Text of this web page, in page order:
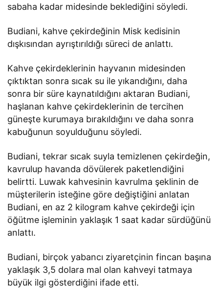
sabaha kadar midesinde beklediğini söyledi.
Budiani, kahve çekirdeğinin Misk kedisinin
dışkısından ayrıştırıldığı süreci de anlattı.
Kahve çekirdeklerinin hayvanın midesinden
çıktıktan sonra sıcak su ile yıkandığını, daha
sonra bir süre kaynatıldığını aktaran Budiani,
haşlanan kahve çekirdeklerinin de tercihen
güneşte kurumaya bırakıldığını ve daha sonra
kabuğunun soyulduğunu söyledi.
Budiani, tekrar sıcak suyla temizlenen çekirdeğin,
kavrulup havanda dövülerek paketlendiğini
belirtti. Luwak kahvesinin kavrulma şeklinin de
müşterilerin isteğine göre değiştiğini anlatan
Budiani, en az 2 kilogram kahve çekirdeği için
öğütme işleminin yaklaşık 1 saat kadar sürdüğünü
anlattı.
Budiani, birçok yabancı ziyaretçinin fincan başına
yaklaşık 3,5 dolara mal olan kahveyi tatmaya
büyük ilgi gösterdiğini ifade etti.